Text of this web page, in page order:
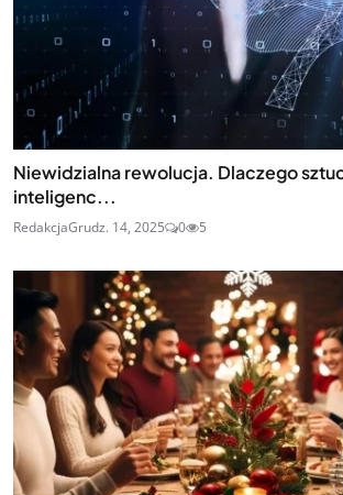
Niewidzialna rewolucja. Dlaczego
inteligenc...
RedakcjaGrudz. 14, 2025 0 5